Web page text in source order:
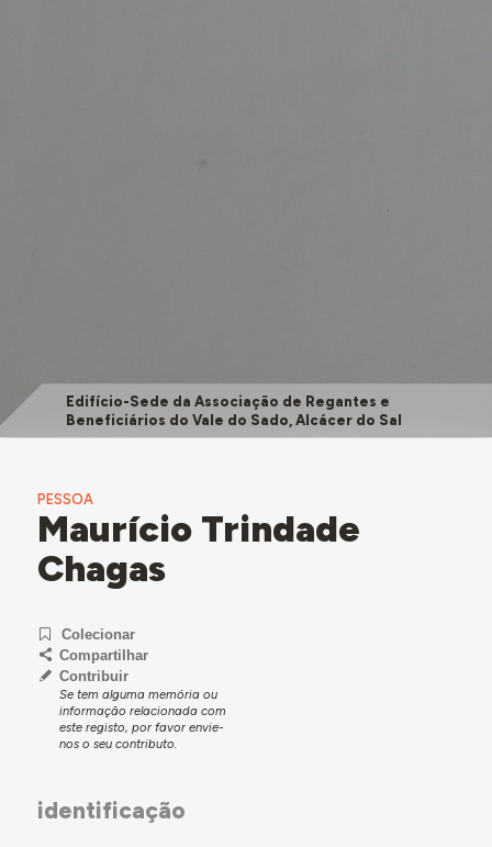
Edifício-Sede da Associação de Regantes e
Beneficiários do Vale do Sado, Alcácer do Sal
PESSOA
Maurício Trindade
Chagas
Colecionar
Compartilhar
Contribuir
Se tem alguma memória ou
informação relacionada com
este registo, por favor envie-
nos o seu contributo.
identificação